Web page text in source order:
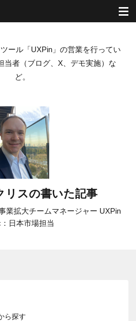
リスの書いた記事
リスの書いた記事
業拡大チームマネージャー UXPin
日本市場担当
ール「UXPin」の営業を行ってい
当者（ブログ、 X 、デモ実施）な
ど。
ら探す